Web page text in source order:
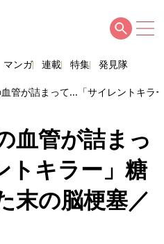
マンガ 連載 特集 発見隊
管が詰まって...「サイレントキラ
血管が詰まっ
トキラー」糖
末の脳梗塞／